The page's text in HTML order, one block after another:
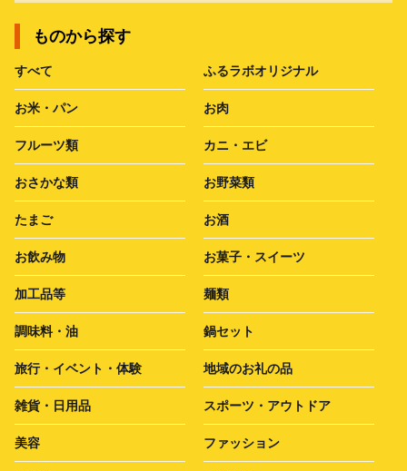
ものから探す
すべて ふるラボオリジナル
お米・パン お肉
フルーツ類 カニ・エビ
おさかな類 お野菜類
たまご お酒
お飲み物 お菓子・スイーツ
加工品等 麺類
調味料・油 鍋セット
旅行・イベント・体験 地域のお礼の品
雑貨・日用品 スポーツ・アウトドア
美容 ファッション